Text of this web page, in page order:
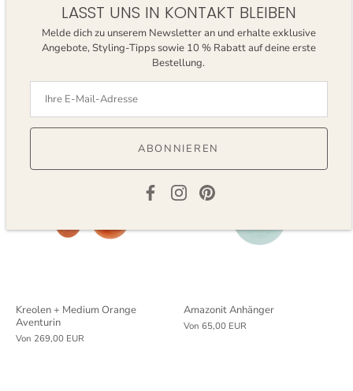
Von65,00 EUR
Kreolen + Medium Moosachat
Von269,00 EUR
Kreolen + Medium Orange
Aventurin
Von 269,00 EUR
Amazonit Anhänger
Von 65,00 EUR
LASST UNS IN KONTAKT BLEIBEN
Melde dich zu unserem Newsletter an und erhalte exklusive
Angebote, Styling-Tipps sowie 10 % Rabatt auf deine erste
Bestellung.
ABONNIEREN